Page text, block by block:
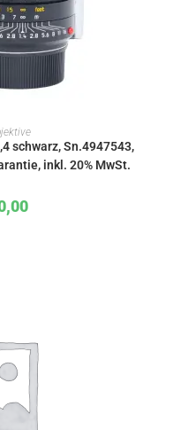
schwarz, Sn.4947543,
inkl. 20% MwSt.